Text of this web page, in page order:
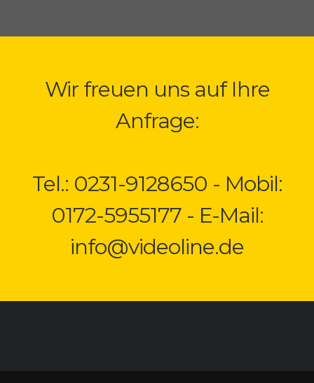
Wir freuen uns auf Ihre
Anfrage:
Tel.: 0231-9128650 - Mobil:
0172-5955177 - E-Mail:
info@videoline.de